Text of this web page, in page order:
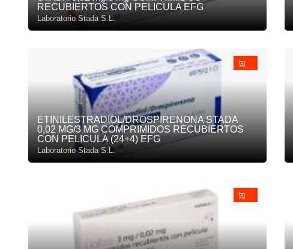
RECUBIERTOS CON PELICULA EFG
Laboratorio Stada S.L.
ETINILESTRADIOL/DROSPIRENONA STADA
0,02 MG/3 MG COMPRIMIDOS RECUBIERTOS
CON PELICULA (24+4) EFG
Laboratorio Stada S.L.